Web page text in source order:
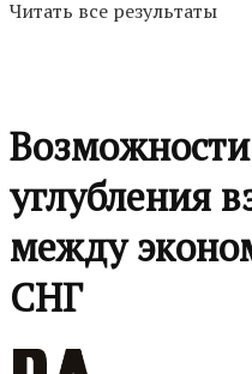
Читать все результаты
углубления
между
СНГ